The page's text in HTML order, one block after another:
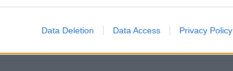
Data Deletion Data Access Privacy Policy